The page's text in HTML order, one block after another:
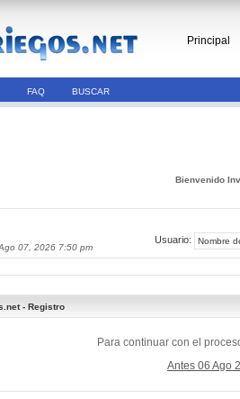
Principal
FAQ BUSCAR
Bienvenido
07, 2026 7:50 pm
Usuario:
- Registro
Para continuar con el
Antes 06 Ago